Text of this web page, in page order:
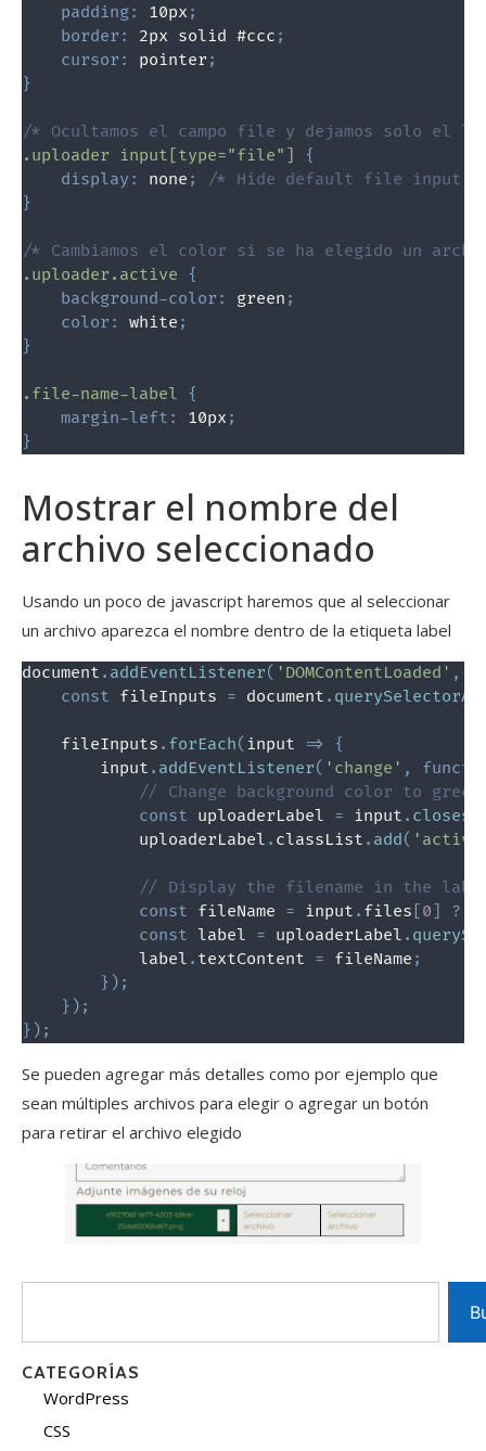
padding: 10px ;
border : 2px solid #ccc ;
cursor : pointer;
}
/* Ocultamos el campo file y dejamos solo el
.uploader input[type="file"]
{
display : none ;
/* Hide default file input
}
/* Cambiamos el color si se ha elegido un
.uploader.active
{
background-color : green ;
color : white ;
}
.file-name-label
{
margin-left : 10px ;
}
Mostrar el nombre del
archivo seleccionado
Usando un poco de javascript haremos que al seleccionar
un archivo aparezca el nombre dentro de la etiqueta label
document . addEventListener( 'DOMContentLoaded' ,
const fileInputs = document .
    fileInputs
. forEach( input =>
{
        input
. addEventListener( 'change' ,
// Change background color to
const uploaderLabel = input . closest
            uploaderLabel
. classList . add(
// Display the filename in the
const fileName = input . files [0] ?
const label = uploaderLabel .
            label
. textContent = fileName ;
} ) ;
} ) ;
} ) ;
Se pueden agregar más detalles como por ejemplo que
sean múltiples archivos para elegir o agregar un botón
para retirar el archivo elegido
CATEGORÍAS
WordPress
CSS